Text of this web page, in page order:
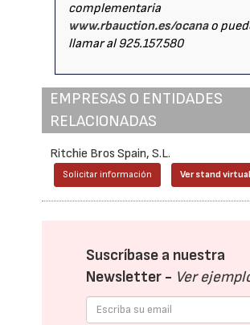
complementaria
www.rbauction.es/ocanao
llamar al 925.157.580
EMPRESAS O ENTIDADES
RELACIONADAS
Ritchie Bros Spain, S.L.
Solicitar información Ver stand virtual
Suscríbase a nuestra
Newsletter - Ver